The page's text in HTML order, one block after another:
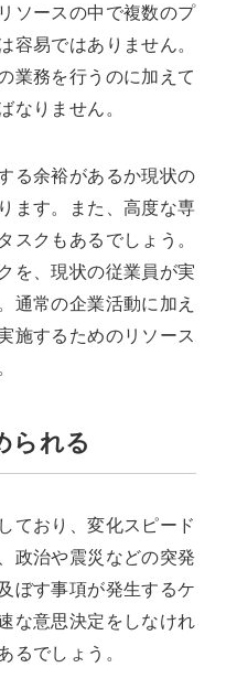
ソースの中で複数のプ
容易ではありません。
業務を行うのに加えて
なりません。
る余裕があるか現状の
ます。また、高度な専
スクもあるでしょう。
を、現状の従業員が実
通常の企業活動に加え
施するためのリソース
られる
ており、変化スピード
政治や震災などの突発
ぼす事項が発生するケ
な意思決定をしなけれ
るでしょう。